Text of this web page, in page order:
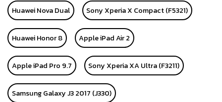
Huawei Nova Dual Sony Xperia X Compact (F5321)
Huawei Honor 8 Apple iPad Air 2
Apple iPad Pro 9.7 Sony Xperia XA Ultra (F3211)
Samsung Galaxy J3 2017 (J330)